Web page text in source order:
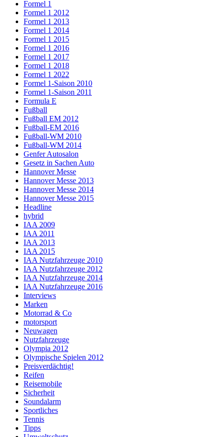
Formel 1
Formel 1 2012
Formel 1 2013
Formel 1 2014
Formel 1 2015
Formel 1 2016
Formel 1 2017
Formel 1 2018
Formel 1 2022
Formel 1-Saison 2010
Formel 1-Saison 2011
Formula E
Fußball
Fußball EM 2012
Fußball-EM 2016
Fußball-WM 2010
Fußball-WM 2014
Genfer Autosalon
Gesetz in Sachen Auto
Hannover Messe
Hannover Messe 2013
Hannover Messe 2014
Hannover Messe 2015
Headline
hybrid
IAA 2009
IAA 2011
IAA 2013
IAA 2015
IAA Nutzfahrzeuge 2010
IAA Nutzfahrzeuge 2012
IAA Nutzfahrzeuge 2014
IAA Nutzfahrzeuge 2016
Interviews
Marken
Motorrad & Co
motorsport
Neuwagen
Nutzfahrzeuge
Olympia 2012
Olympische Spielen 2012
Preisverdächtig!
Reifen
Reisemobile
Sicherheit
Soundalarm
Sportliches
Tennis
Tipps